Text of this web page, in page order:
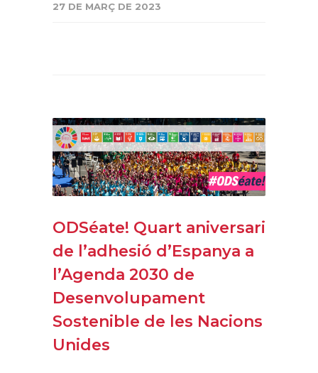
27 DE MARÇ DE 2023
ODSéate! Quart aniversari
de l’adhesió d’Espanya a
l’Agenda 2030 de
Desenvolupament
Sostenible de les Nacions
Unides